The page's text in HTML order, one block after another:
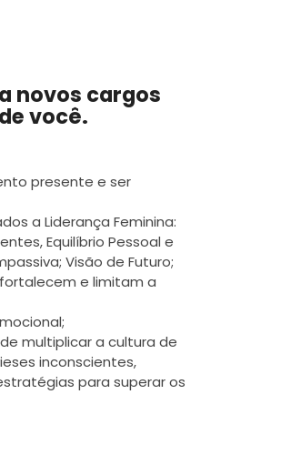
novos cargos
você.
presente e ser
a Liderança Feminina:
Equilíbrio Pessoal e
Visão de Futuro;
e limitam a
multiplicar a cultura de
inconscientes,
para superar os